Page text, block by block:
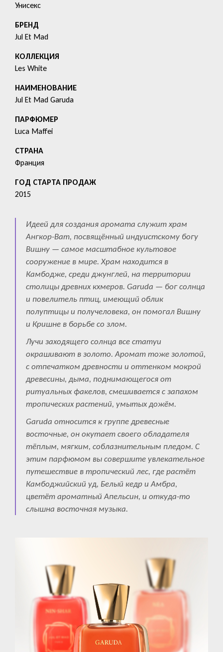
Унисекс
БРЕНД
Jul Et Mad
КОЛЛЕКЦИЯ
Les White
HАИМЕНОВАНИЕ
Jul Et Mad Garuda
ПАРФЮМЕР
Luca Maffei
СТРАНА
Франция
ГОД СТАРТА ПРОДАЖ
2015
Идеей для создания аромата служит храм
Ангкор-Ват, посвящённый индуистскому богу
Вишну — самое масштабное культовое
сооружение в мире. Храм находится в
Камбодже, среди джунглей, на территории
столицы древних кхмеров. Garuda — бог солнца
и повелитель птиц, имеющий облик
полуптицы и получеловека, он помогал Вишну
и Кришне в борьбе со злом.
Лучи заходящего солнца все статуи
окрашивают в золото. Аромат тоже золотой,
с отпечатком древности и оттенком мокрой
древесины, дыма, поднимающегося от
ритуальных факелов, смешивается с запахом
тропических растений, умытых дожём.
Garudа относится к группе древесные
восточные, он окутает своего обладателя
тёплым, мягким, соблазнительным пледом. С
этим парфюмом вы совершите увлекательное
путешествие в тропический лес, где растёт
Камбоджийский уд, Белый кедр и Амбра,
цветёт ароматный Апельсин, и откуда-то
слышна восточная музыка.